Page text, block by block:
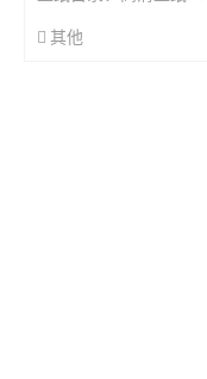
其他